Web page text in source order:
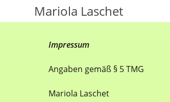
Mariola Laschet
Impressum
Angaben gemäß § 5 TMG
Mariola Laschet